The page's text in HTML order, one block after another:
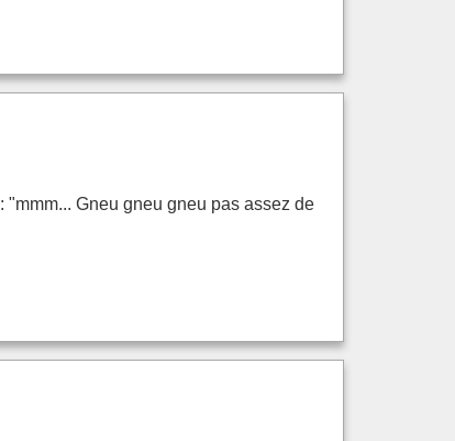
"mmm... Gneu gneu gneu pas assez de